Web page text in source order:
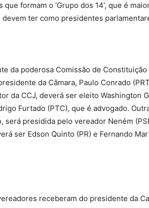
que formam o ‘Grupo dos 14’, que é
devem ter como presidentes
da poderosa Comissão de
da Câmara, Paulo Conrado
da CCJ, deverá ser eleito Washington
Furtado (PTC), que é advogado.
será presidida pelo vereador Neném
ser Edson Quinto (PR) e Fernando
receberam do presidente da